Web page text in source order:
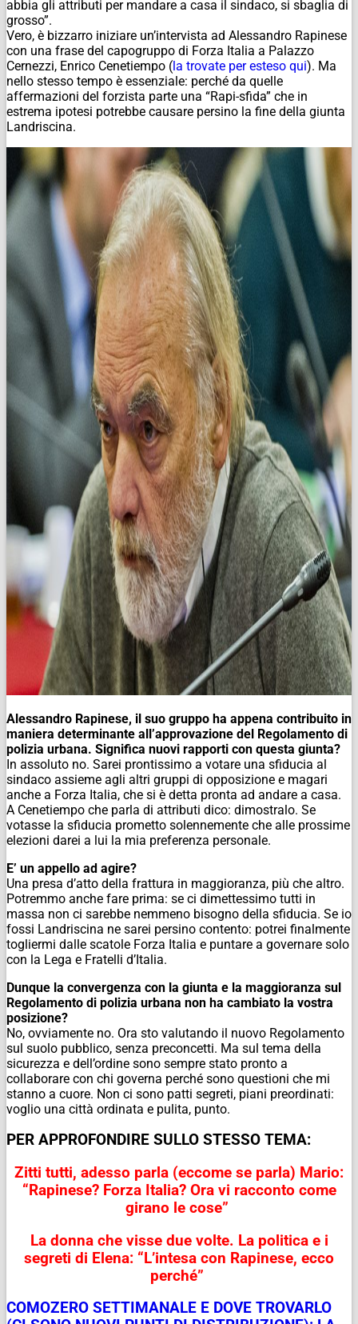
abbia gli attributi per mandare a casa il sindaco, si sbaglia di
grosso”.
Vero, è bizzarro iniziare un’intervista ad Alessandro Rapinese
con una frase del capogruppo di Forza Italia a Palazzo
Cernezzi, Enrico Cenetiempo (la trovate per esteso qui). Ma
nello stesso tempo è essenziale: perché da quelle
affermazioni del forzista parte una “Rapi-sfida” che in
estrema ipotesi potrebbe causare persino la fine della giunta
Landriscina.
Alessandro Rapinese, il suo gruppo ha appena contribuito in
maniera determinante all’approvazione del Regolamento di
polizia urbana. Significa nuovi rapporti con questa giunta?
In assoluto no. Sarei prontissimo a votare una sfiducia al
sindaco assieme agli altri gruppi di opposizione e magari
anche a Forza Italia, che si è detta pronta ad andare a casa.
A Cenetiempo che parla di attributi dico: dimostralo. Se
votasse la sfiducia prometto solennemente che alle prossime
elezioni darei a lui la mia preferenza personale.
E’ un appello ad agire?
Una presa d’atto della frattura in maggioranza, più che altro.
Potremmo anche fare prima: se ci dimettessimo tutti in
massa non ci sarebbe nemmeno bisogno della sfiducia. Se io
fossi Landriscina ne sarei persino contento: potrei finalmente
togliermi dalle scatole Forza Italia e puntare a governare solo
con la Lega e Fratelli d’Italia.
Dunque la convergenza con la giunta e la maggioranza sul
Regolamento di polizia urbana non ha cambiato la vostra
posizione?
No, ovviamente no. Ora sto valutando il nuovo Regolamento
sul suolo pubblico, senza preconcetti. Ma sul tema della
sicurezza e dell’ordine sono sempre stato pronto a
collaborare con chi governa perché sono questioni che mi
stanno a cuore. Non ci sono patti segreti, piani preordinati:
voglio una città ordinata e pulita, punto.
PER APPROFONDIRE SULLO STESSO TEMA:
Zitti tutti, adesso parla (eccome se parla) Mario:
“Rapinese? Forza Italia? Ora vi racconto come
girano le cose”
La donna che visse due volte. La politica e i
segreti di Elena: “L’intesa con Rapinese, ecco
perché”
COMOZERO SETTIMANALE E DOVE TROVARLO